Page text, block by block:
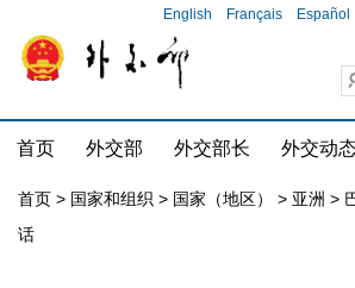
English Français Español
首页 外交部 外交部长 外交动
首页 > 国家和组织 > 国家（地区） > 亚洲 >
话